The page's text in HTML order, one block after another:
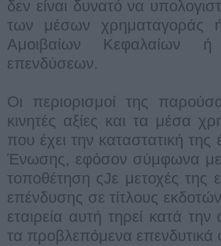
δεν είναι δυνατό να
των μέσων χρηματαγοράς
Αμοιβαίων Κεφαλαίων
επενδύσεων.
Οι περιορισμοί της
κινητές αξίες και τα μέσα
που έχει την καταστατική
Ένωσης, εφόσον σύμφωνα με
τοποθέτηση ςJε μετοχές της
επένδυσης σε τίτλους
εταιρεία αυτή τηρεί κατά
τα προβλεπόμενα επενδυτικά